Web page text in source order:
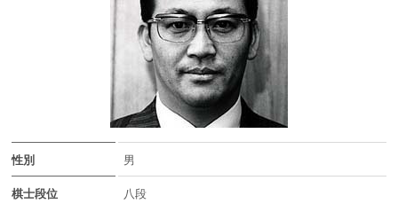
性別 男
棋士段位 八段